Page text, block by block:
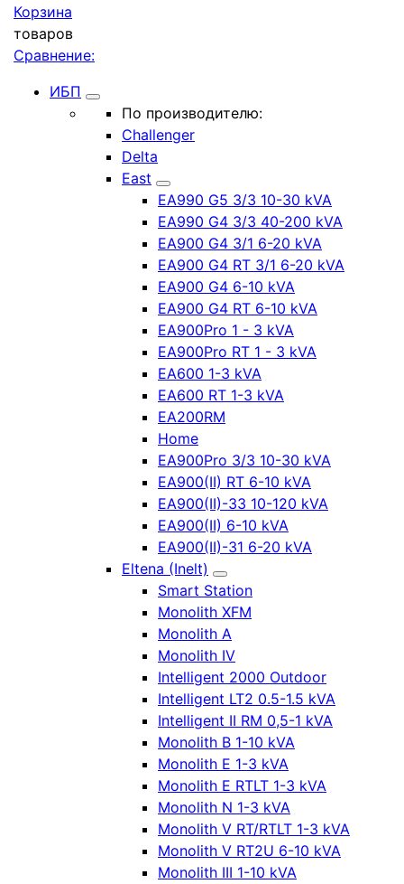
Корзина
товаров
Сравнение:
ИБП
По производителю:
Challenger
Delta
East
EA990 G5 3/3 10-30 kVA
EA990 G4 3/3 40-200 kVA
EA900 G4 3/1 6-20 kVA
EA900 G4 RT 3/1 6-20 kVA
EA900 G4 6-10 kVA
EA900 G4 RT 6-10 kVA
EA900Pro 1 - 3 kVA
EA900Pro RT 1 - 3 kVA
EA600 1-3 kVA
EA600 RT 1-3 kVA
EA200RM
Home
EA900Pro 3/3 10-30 kVA
EA900(II) RT 6-10 kVA
EA900(II)-33 10-120 kVA
EA900(II) 6-10 kVA
EA900(II)-31 6-20 kVA
Eltena (Inelt)
Smart Station
Monolith XFM
Monolith A
Monolith IV
Intelligent 2000 Outdoor
Intelligent LT2 0.5-1.5 kVA
Intelligent II RM 0,5-1 kVA
Monolith B 1-10 kVA
Monolith E 1-3 kVA
Monolith E RTLT 1-3 kVA
Monolith N 1-3 kVA
Monolith V RT/RTLT 1-3 kVA
Monolith V RT2U 6-10 kVA
Monolith III 1-10 kVA